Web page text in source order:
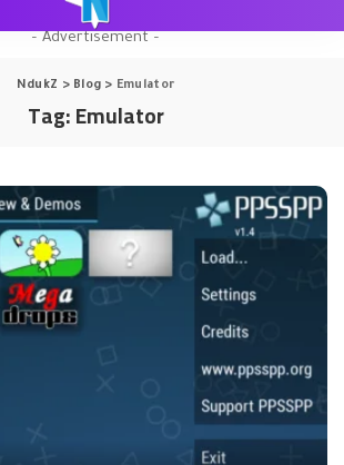
– Advertisement –
NdukZ > Blog > Emulator
Tag:Emulator